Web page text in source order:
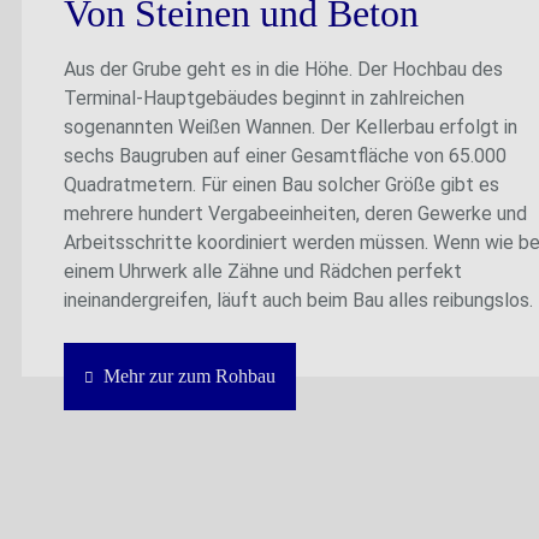
Von Steinen und Beton
Aus der Grube geht es in die Höhe. Der Hochbau des
Terminal-Hauptgebäudes beginnt in zahlreichen
sogenannten Weißen Wannen. Der Kellerbau erfolgt in
sechs Baugruben auf einer Gesamtfläche von 65.000
Quadratmetern. Für einen Bau solcher Größe gibt es
mehrere hundert Vergabeeinheiten, deren Gewerke und
Arbeitsschritte koordiniert werden müssen. Wenn wie
einem Uhrwerk alle Zähne und Rädchen perfekt
ineinandergreifen, läuft auch beim Bau alles reibungslos.
Mehr zur zum Rohbau